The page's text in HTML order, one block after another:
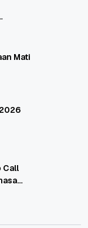
Mati
Call